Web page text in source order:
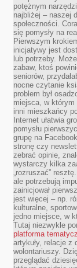
potężnym
najbliżej – naszej
społeczności.
się pomysły na
Pierwszym
inicjatywy jest
lub potrzeby.
zabaw, ktoś
seniorów,
nocne czytanie
problem był
miejsca, w
inni mieszkańcy
Internet ułatwia
pomysłu
grupę na
stronę czy
zebrać opinie,
wystarczy kilka
„rozruszać”
ale potrzebują
zainicjował
jest więcej – np.
kulturalne,
jedno miejsce, w
Tutaj niezwykle
platforma
artykuły, relacje z
wolontariuszy.
przeglądać